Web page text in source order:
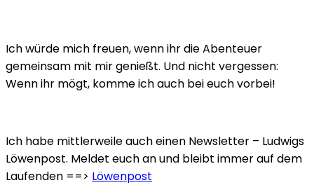
Ich würde mich freuen, wenn ihr die Abenteuer
gemeinsam mit mir genießt. Und nicht vergessen:
Wenn ihr mögt, komme ich auch bei euch vorbei!
Ich habe mittlerweile auch einen Newsletter – Ludwigs
Löwenpost. Meldet euch an und bleibt immer auf dem
Laufenden ==> Löwenpost